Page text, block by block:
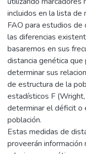
incluidos en la lista de
FAO para estudios de
las diferencias
basaremos en sus
distancia genética
determinar sus
de estructura de la
estadísticos F
determinar el déficit o
población.
Estas medidas de
proveerán